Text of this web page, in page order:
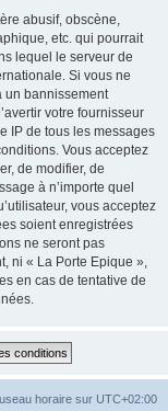
abusif, obscène,
etc. qui pourrait
lequel le serveur de
Si vous ne
un bannissement
votre fournisseur
IP de tous les messages
Vous acceptez
de modifier, de
à n’importe quel
vous acceptez
soient enregistrées
ne seront pas
ni « La Porte Epique »,
en cas de tentative de
horaire sur UTC+02:00